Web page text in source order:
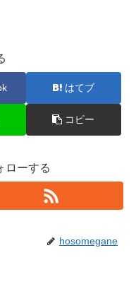
はてブ
コピー
ローする
hosomegane